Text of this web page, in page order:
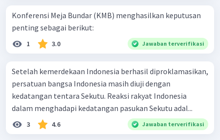
Konferensi Meja Bundar (KMB) menghasilkan keputusan
penting sebagai berikut:
1 3.0 Jawaban terverifikasi
Setelah kemerdekaan Indonesia berhasil diproklamasikan,
persatuan bangsa Indonesia masih diuji dengan
kedatangan tentara Sekutu. Reaksi rakyat Indonesia
dalam menghadapi kedatangan pasukan Sekutu adal...
3 4.6 Jawaban terverifikasi